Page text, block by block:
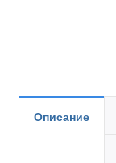
Описание